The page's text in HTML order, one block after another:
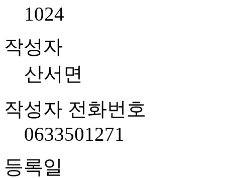
1024
작성자
산서면
작성자 전화번호
0633501271
등록일